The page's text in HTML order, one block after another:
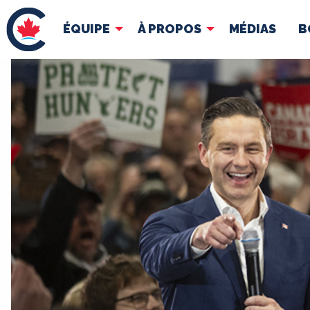
ÉQUIPE À PROPOS MÉDIAS
ÉQUIPE
Pierre Poilievre
Vos députés conservateurs
Cabinet fantôme
Exécutif national
ACÉ
À